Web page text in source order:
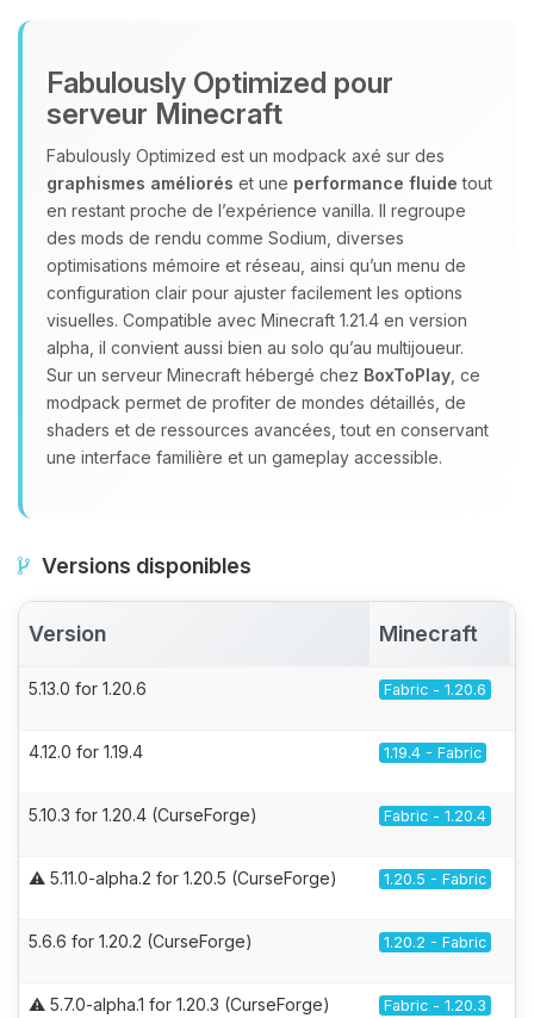
Fabulously Optimized pour
serveur Minecraft
Fabulously Optimized est un modpack axé sur des
graphismes améliorés et une performance fluide tout
en restant proche de l’expérience vanilla. Il regroupe
des mods de rendu comme Sodium, diverses
optimisations mémoire et réseau, ainsi qu’un menu de
configuration clair pour ajuster facilement les options
visuelles. Compatible avec Minecraft 1.21.4 en version
alpha, il convient aussi bien au solo qu’au multijoueur.
Sur un serveur Minecraft hébergé chez BoxToPlay , ce
modpack permet de profiter de mondes détaillés, de
shaders et de ressources avancées, tout en conservant
une interface familière et un gameplay accessible.
Versions disponibles
Version Minecraft
5.13.0 for 1.20.6 Fabric - 1.20.6
4.12.0 for 1.19.4 1.19.4 - Fabric
5.10.3 for 1.20.4 (CurseForge) Fabric - 1.20.4
⚠️ 5.11.0-alpha.2 for 1.20.5 (CurseForge) 1.20.5 - Fabric
5.6.6 for 1.20.2 (CurseForge) 1.20.2 - Fabric
⚠️ 5.7.0-alpha.1 for 1.20.3 (CurseForge) Fabric - 1.20.3
tu as besoin et je vais remuer mes
petits circuits pour t’aider.